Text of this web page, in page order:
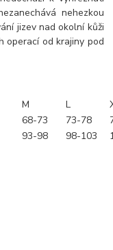
nehezkou
jizev nad okolní kůži
operací od krajiny pod
M L
68-73 73-78
93-98 98-103